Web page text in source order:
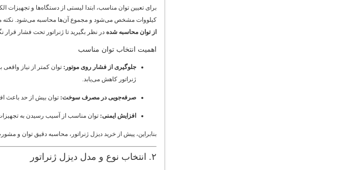
برای تعیین توان مناسب، ابتدا لیستی از دستگاه‌ها و تجهیزات
کیلووات مشخص می‌شود و مجموع آن‌ها محاسبه می‌شود. نکته
از توان محاسبه شده در نظر بگیرید تا ژنراتور تحت فشار قرار
اهمیت انتخاب توان مناسب
جلوگیری از فشار روی موتور: توان کمتر از نیاز
ژنراتور کاهش می‌یابد.
صرفه‌جویی در مصرف سوخت: توان بیش از حد
افزایش ایمنی: توان مناسب از آسیب رسیدن به
بنابراین، پیش از خرید دیزل ژنراتور، محاسبه دقیق توان و
۲. انتخاب نوع و مدل دیزل ژنراتور